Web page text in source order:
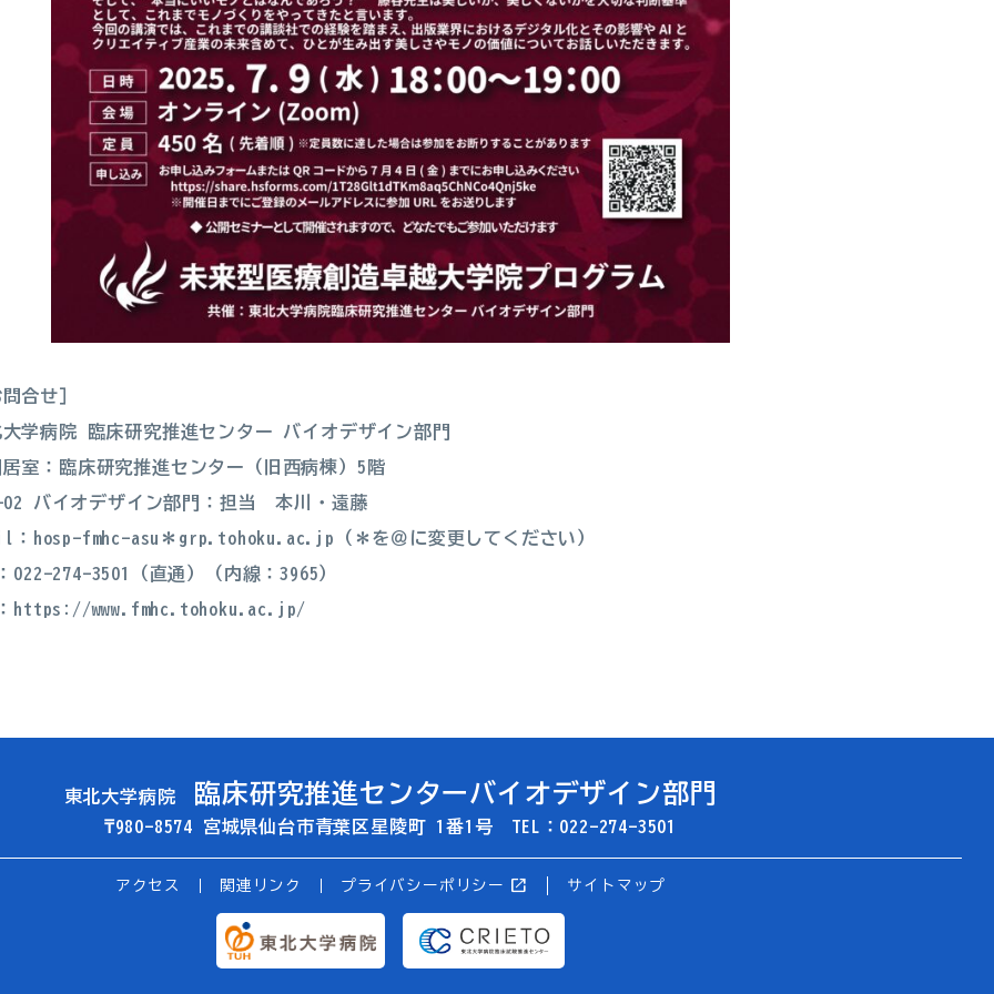
問合せ］
大学病院 臨床研究推進センター バイオデザイン部門
居室：臨床研究推進センター（旧西病棟）5階
02 バイオデザイン部門：担当 本川・遠藤
：hosp-fmhc-asu＊grp.tohoku.ac.jp（＊を＠に変更してください）
022-274-3501（直通）（内線：3965）
https://www.fmhc.tohoku.ac.jp/
東北大学病院 臨床研究推進センターバイオデザイン部門
₸980-8574 宮城県仙台市青葉区星陵町 1番1号 TEL：022-274-3501
アクセス 関連リンク プライバシーポリシー open_in_new サイトマップ